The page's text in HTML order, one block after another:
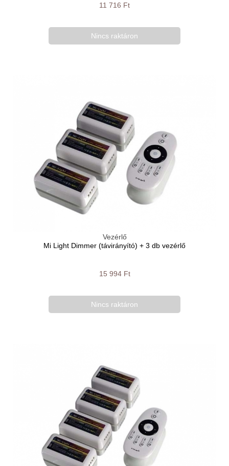
11 716 Ft
Nincs raktáron
Vezérlő
Mi Light Dimmer (távirányító) + 3 db vezérlő
15 994 Ft
Nincs raktáron